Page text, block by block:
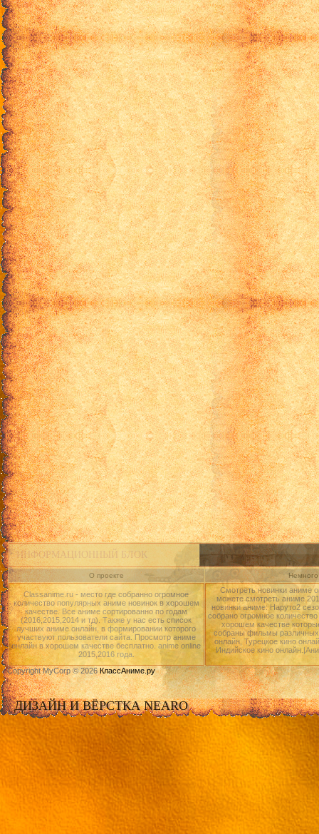
ИНФОРМАЦИОННЫЙ БЛОК
О проекте
Classanime.ru - место где собранно огромное
количество популярных аниме новинок в хорошем
качестве. Все аниме сортированно по годам
(2016,2015,2014 и тд). Также у нас есть список
лучших аниме онлайн, в формировании которого
участвуют пользователи сайта. Просмотр аниме
онлайн в хорошем качестве бесплатно. anime online
2015,2016 года.
Смотреть новинки аниме
можете смотреть аниме
новинки аниме: Наруто2
собрано огромное
хорошем качестве
собраны фильмы различных
онлайн, Турецкое кино
Индийское кино
Copyright MyCorp © 2026КлассАниме.ру
ДИЗАЙН И ВЁРСТКА NEARO